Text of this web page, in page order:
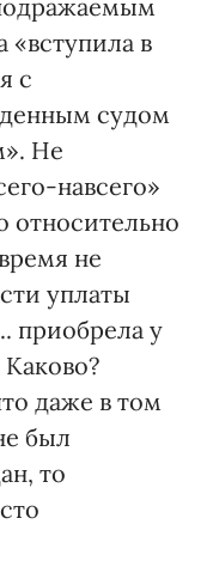
в
с
судом
Не
навсего»
относительно
не
уплаты
приобрела у
даже в том
был
то